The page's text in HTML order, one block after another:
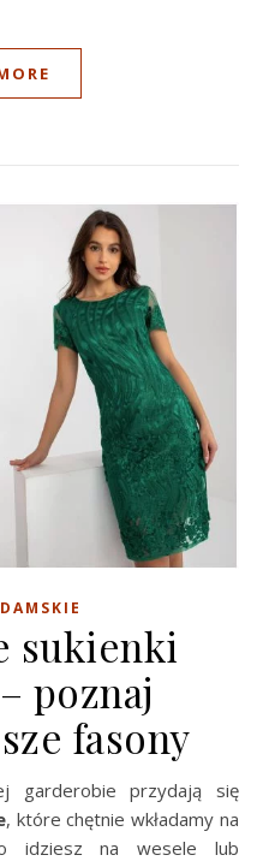
sukienki
poznaj
fasony
garderobie przydają się
, które chętnie wkładamy na
idziesz na wesele lub